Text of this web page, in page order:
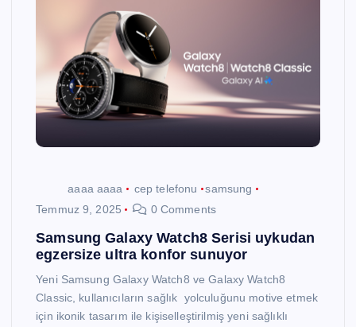
aaaa aaaa cep telefonu
samsung
Temmuz 9, 2025
0 Comments
Samsung Galaxy Watch8 Serisi uykudan
egzersize ultra konfor sunuyor
Yeni Samsung Galaxy Watch8 ve Galaxy Watch8
Classic, kullanıcıların sağlık yolculuğunu motive etmek
için ikonik tasarım ile kişiselleştirilmiş yeni sağlıklı